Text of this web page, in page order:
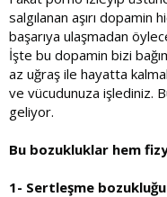
salgılanan aşırı
başarıya ulaşmadan
İşte bu dopamin bizi
az uğraş ile hayatta
ve vücudunuza işlediniz.
geliyor.
Bu bozukluklar hem
1- Sertleşme